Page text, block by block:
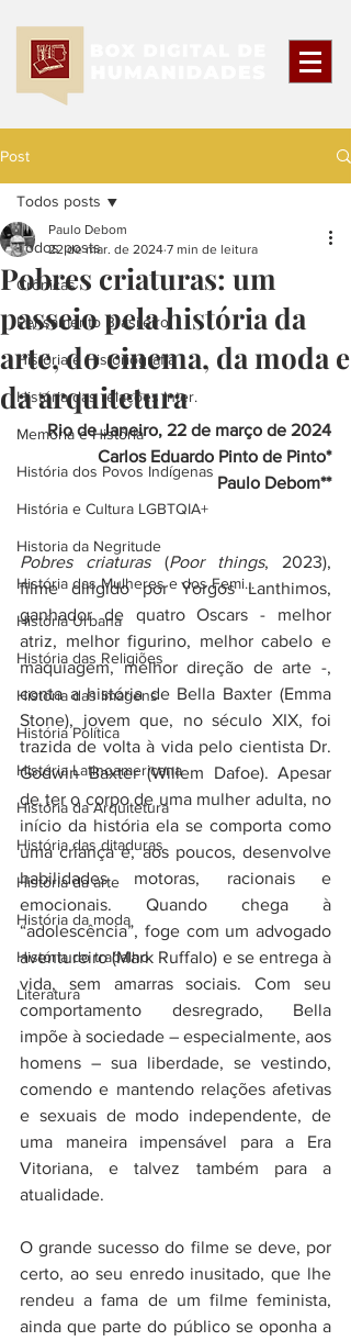
Post
Todos posts
Crônicas
Pensamento Brasileiro
História e Historiografia
História das relações Inter.
Memória e História
História dos Povos Indígenas
História e Cultura LGBTQIA+
Historia da Negritude
História das Mulheres e dos Femi...
História Urbana
História das Religiões
História das Imagens
História Política
História Latinoamericana
História da Arquitetura
História das ditaduras
História da arte
História da moda
História do trabalho
Literatura
Todos posts
Pobres criaturas: um
passeio pela história da
arte, do cinema, da moda e
da arquitetura
Paulo Debom
22 de mar. de 2024 7 min de leitura
Rio de Janeiro, 22 de março de 2024
Carlos Eduardo Pinto de Pinto*
Paulo Debom**
Pobres criaturas (Poor things, 2023),
filme dirigido por Yorgos Lanthimos,
ganhador de quatro Oscars - melhor
atriz, melhor figurino, melhor cabelo e
maquiagem, melhor direção de arte -,
conta a história de Bella Baxter (Emma
Stone), jovem que, no século XIX, foi
trazida de volta à vida pelo cientista Dr.
Godwin Baxter (Willem Dafoe). Apesar
de ter o corpo de uma mulher adulta, no
início da história ela se comporta como
uma criança e, aos poucos, desenvolve
habilidades motoras, racionais e
emocionais. Quando chega à
“adolescência”, foge com um advogado
aventureiro (Mark Ruffalo) e se entrega à
vida, sem amarras sociais. Com seu
comportamento desregrado, Bella
impõe à sociedade – especialmente, aos
homens – sua liberdade, se vestindo,
comendo e mantendo relações afetivas
e sexuais de modo independente, de
uma maneira impensável para a Era
Vitoriana, e talvez também para a
atualidade.
O grande sucesso do filme se deve, por
certo, ao seu enredo inusitado, que lhe
rendeu a fama de um filme feminista,
ainda que parte do público se oponha a